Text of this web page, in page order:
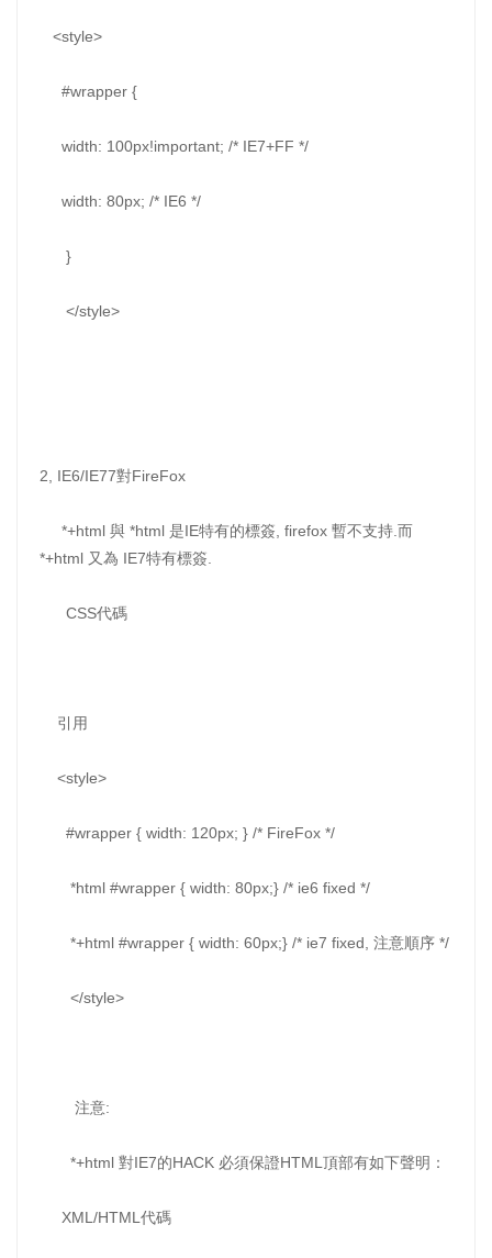
<style>
#wrapper {
width: 100px!important; /* IE7+FF */
width: 80px; /* IE6 */
}
</style>
2, IE6/IE77對FireFox
*+html 與 *html 是IE特有的標簽, firefox 暫不支持.而
*+html 又為 IE7特有標簽.
CSS代碼
引用
<style>
#wrapper { width: 120px; } /* FireFox */
*html #wrapper { width: 80px;} /* ie6 fixed */
*+html #wrapper { width: 60px;} /* ie7 fixed, 注意順序 */
</style>
注意:
*+html 對IE7的HACK 必須保證HTML頂部有如下聲明：
XML/HTML代碼